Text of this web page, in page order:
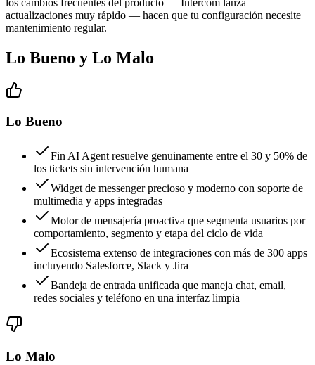
actualizaciones muy rápido — hacen que tu configuración necesite
mantenimiento regular.
Lo Bueno y Lo Malo
Lo Bueno
Fin AI Agent resuelve genuinamente entre el 30 y 50% de
los tickets sin intervención humana
Widget de messenger precioso y moderno con soporte de
multimedia y apps integradas
Motor de mensajería proactiva que segmenta usuarios por
comportamiento, segmento y etapa del ciclo de vida
Ecosistema extenso de integraciones con más de 300 apps
incluyendo Salesforce, Slack y Jira
Bandeja de entrada unificada que maneja chat, email,
redes sociales y teléfono en una interfaz limpia
Lo Malo